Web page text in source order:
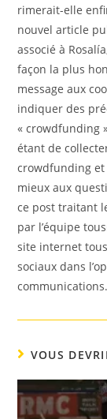
rimerait-elle
nouvel article
associé à
façon la plus
message aux
indiquer des
« crowdfunding
étant de
crowdfunding
mieux aux
ce post traitant
par l’équipe
site internet
sociaux dans
communications.
VOUS